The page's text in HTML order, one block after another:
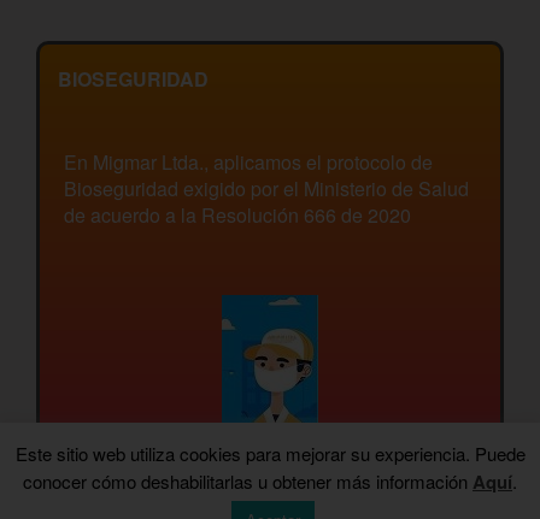
BIOSEGURIDAD
En Migmar Ltda., aplicamos el protocolo de
Bioseguridad exigido por el Ministerio de Salud
de acuerdo a la Resolución 666 de 2020
Este sitio web utiliza cookies para mejorar su experiencia. Puede
conocer cómo deshabilitarlas u obtener más información Aquí.